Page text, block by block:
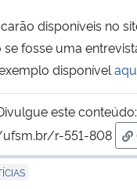
e dos Direitos
disponíveis no
fosse uma
disponível
este conteúdo:
r-551-808